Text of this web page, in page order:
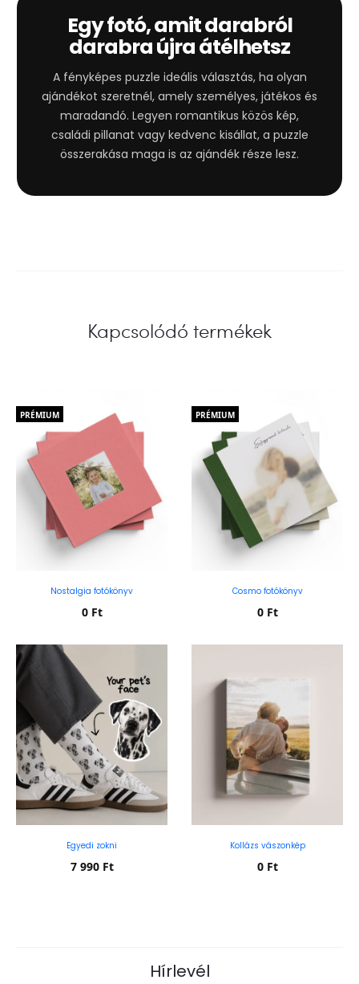
Egy fotó, amit darabról
darabra újra átélhetsz
A fényképes puzzle ideális választás, ha olyan
ajándékot szeretnél, amely személyes, játékos és
maradandó. Legyen romantikus közös kép,
családi pillanat vagy kedvenc kisállat, a puzzle
összerakása maga is az ajándék része lesz.
Kapcsolódó termékek
PRÉMIUM
Nostalgia fotókönyv
0 Ft
PRÉMIUM
Cosmo fotókönyv
0 Ft
Egyedi zokni
7 990 Ft
Kollázs vászonkép
0 Ft
Hírlevél